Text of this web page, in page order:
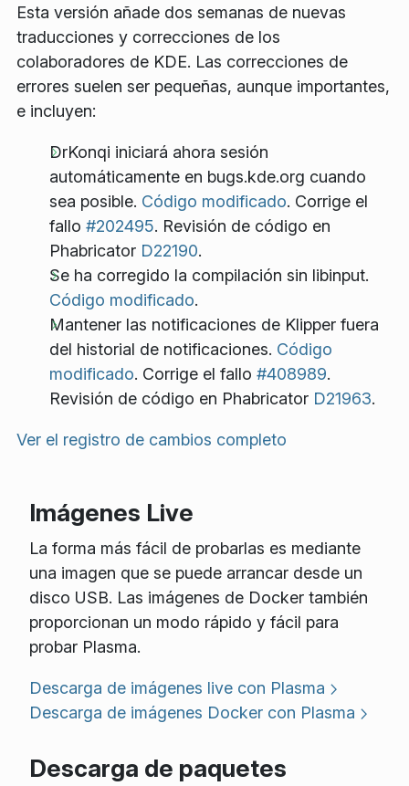
Esta versión añade dos semanas de nuevas
traducciones y correcciones de los
colaboradores de KDE. Las correcciones de
errores suelen ser pequeñas, aunque importantes,
e incluyen:
DrKonqi iniciará ahora sesión
automáticamente en bugs.kde.org cuando
sea posible. Código modificado. Corrige el
fallo #202495. Revisión de código en
Phabricator D22190.
Se ha corregido la compilación sin libinput.
Código modificado.
Mantener las notificaciones de Klipper fuera
del historial de notificaciones. Código
modificado. Corrige el fallo #408989.
Revisión de código en Phabricator D21963.
Ver el registro de cambios completo
Imágenes Live
La forma más fácil de probarlas es mediante
una imagen que se puede arrancar desde un
disco USB. Las imágenes de Docker también
proporcionan un modo rápido y fácil para
probar Plasma.
Descarga de imágenes live con Plasma
Descarga de imágenes Docker con Plasma
Descarga de paquetes